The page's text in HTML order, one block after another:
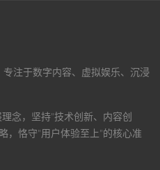
注于数字内容、虚拟娱乐、沉浸
念，坚持"技术创新、内容创
，恪守"用户体验至上"的核心准